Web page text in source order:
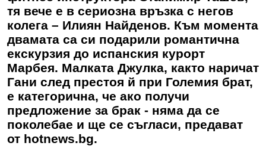
тя вече е в сериозна връзка с негов
колега – Илиян Найденов. Към момента
двамата са си подарили романтична
екскурзия до испанския курорт
Марбея. Малката Джулка, както наричат
Гани след престоя й при Големия брат,
е категорична, че ако получи
предложение за брак - няма да се
поколебае и ще се съгласи, предават
от hotnews.bg.